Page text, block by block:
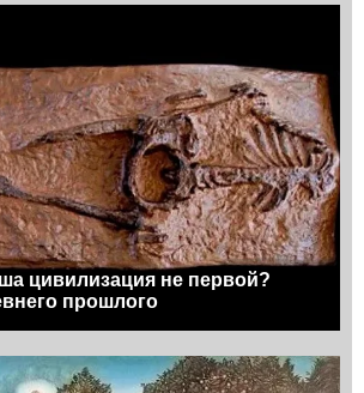
цивилизация не первой?
прошлого